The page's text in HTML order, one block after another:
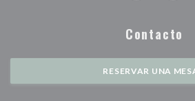
Contacto
RESERVAR UNA